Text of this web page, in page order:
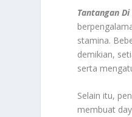
Tantangan
stamina.
demikian,
serta
Selain itu,
membuat